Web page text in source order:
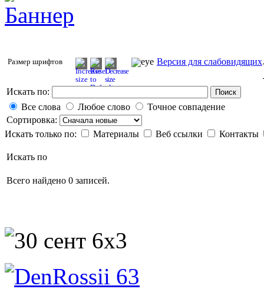
Размер шрифтов Версия для слабовидящих
Искать по: Поиск
Все слова Любое слово
Точное совпадение
Сортировка:
Искать только по:
Материалы Веб ссылки Контакты
Искать по
Всего найдено 0 записей.